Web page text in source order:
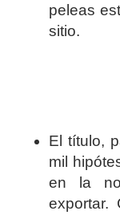
peleas
sitio.
El título,
mil
en la
exportar.